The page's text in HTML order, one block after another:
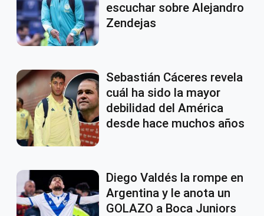
escuchar sobre Alejandro
Zendejas
Sebastián Cáceres revela
cuál ha sido la mayor
debilidad del América
desde hace muchos años
Diego Valdés la rompe en
Argentina y le anota un
GOLAZO a Boca Juniors